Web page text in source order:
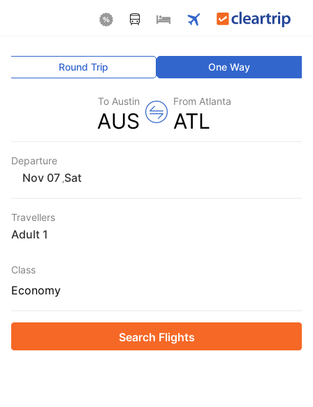
One Way
Round Trip
From Atlanta
ATL
To Austin
AUS
Departure
Sat
Travellers
1 Adult
Class
Economy